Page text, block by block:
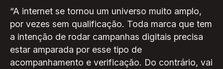
“A internet se tornou um universo muito amplo,
por vezes sem qualificação. Toda marca que tem
a intenção de rodar campanhas digitais precisa
estar amparada por esse tipo de
acompanhamento e verificação. Do contrário, vai